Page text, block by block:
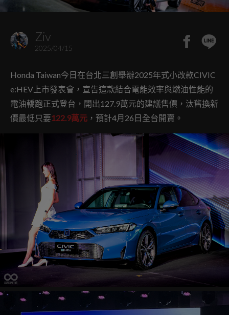
Ziv
2025/04/15
Honda Taiwan今日在台北三創舉辦2025年式小改款CIVIC
e:HEV上市發表會，宣告這款結合電能效率與燃油性能的
電油轎跑正式登台，開出127.9萬元的建議售價，汰舊換新
價最低只要122.9萬元 ，預計4月26日全台開賣。